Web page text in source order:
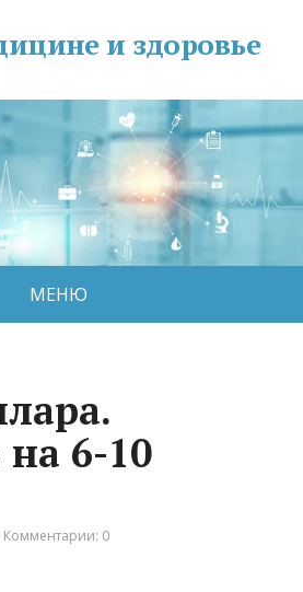
и здоровье
МЕНЮ
6-10
Комментарии: 0